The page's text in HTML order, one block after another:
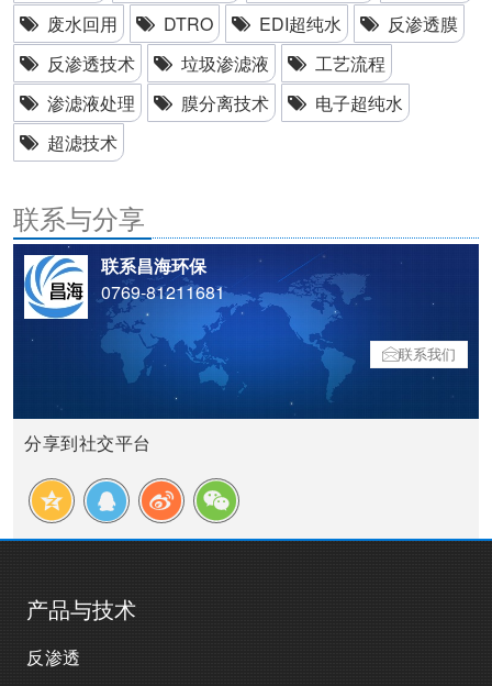
废水回用
DTRO EDI超纯水
反渗透膜
反渗透技术
垃圾渗滤液
工艺流程
渗滤液处理
膜分离技术
电子超纯水
超滤技术
联系与分享
联系昌海环保
0769-81211681
联系我们
分享到社交平台
产品与技术
反渗透